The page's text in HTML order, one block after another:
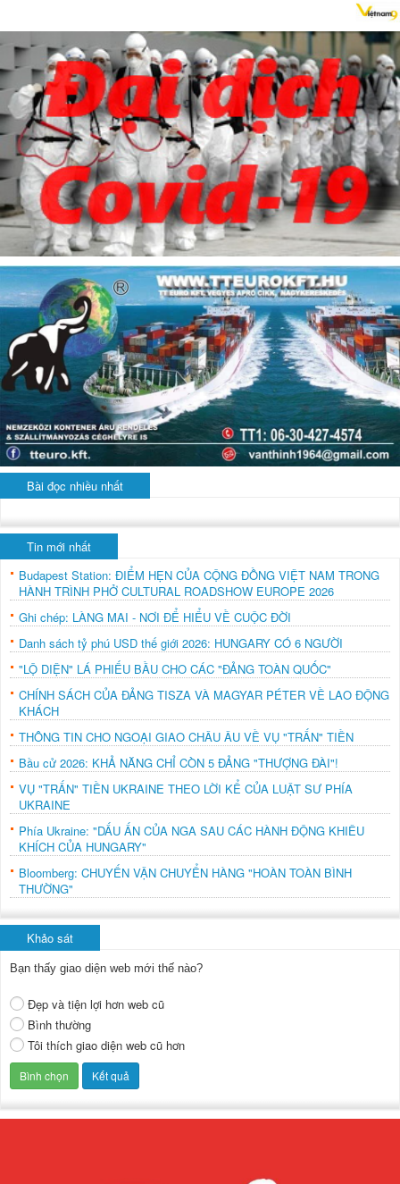
Bài đọc nhiều nhất
Tin mới nhất
Budapest Station: ĐIỂM HẸN CỦA CỘNG ĐỒNG VIỆT NAM TRONG
HÀNH TRÌNH PHỞ CULTURAL ROADSHOW EUROPE 2026
Ghi chép: LÀNG MAI - NƠI ĐỂ HIỂU VỀ CUỘC ĐỜI
Danh sách tỷ phú USD thế giới 2026: HUNGARY CÓ 6 NGƯỜI
"LỘ DIỆN" LÁ PHIẾU BẦU CHO CÁC "ĐẢNG TOÀN QUỐC"
CHÍNH SÁCH CỦA ĐẢNG TISZA VÀ MAGYAR PÉTER VỀ LAO ĐỘNG
KHÁCH
THÔNG TIN CHO NGOẠI GIAO CHÂU ÂU VỀ VỤ "TRẤN" TIỀN
Bầu cử 2026: KHẢ NĂNG CHỈ CÒN 5 ĐẢNG "THƯỢNG ĐÀI"!
VỤ "TRẤN" TIỀN UKRAINE THEO LỜI KỂ CỦA LUẬT SƯ PHÍA
UKRAINE
Phía Ukraine: "DẤU ẤN CỦA NGA SAU CÁC HÀNH ĐỘNG KHIÊU
KHÍCH CỦA HUNGARY"
Bloomberg: CHUYẾN VẬN CHUYỂN HÀNG "HOÀN TOÀN BÌNH
THƯỜNG"
Khảo sát
Bạn thấy giao diện web mới thế nào?
Đẹp và tiện lợi hơn web cũ
Bình thường
Tôi thích giao diện web cũ hơn